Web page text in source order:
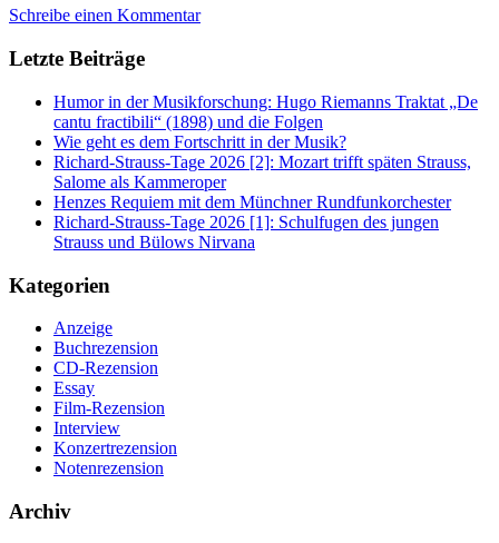
Schreibe einen Kommentar
Letzte Beiträge
Humor in der Musikforschung: Hugo Riemanns Traktat „De
cantu fractibili“ (1898) und die Folgen
Wie geht es dem Fortschritt in der Musik?
Richard-Strauss-Tage 2026 [2]: Mozart trifft späten Strauss,
Salome als Kammeroper
Henzes Requiem mit dem Münchner Rundfunkorchester
Richard-Strauss-Tage 2026 [1]: Schulfugen des jungen
Strauss und Bülows Nirvana
Kategorien
Anzeige
Buchrezension
CD-Rezension
Essay
Film-Rezension
Interview
Konzertrezension
Notenrezension
Archiv